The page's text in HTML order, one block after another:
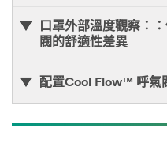
口罩外部溫度觀察：
閥的舒適性差異
配置Cool Flow™ 呼